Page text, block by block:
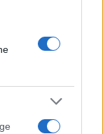
a
più
paga le tasse
non deve